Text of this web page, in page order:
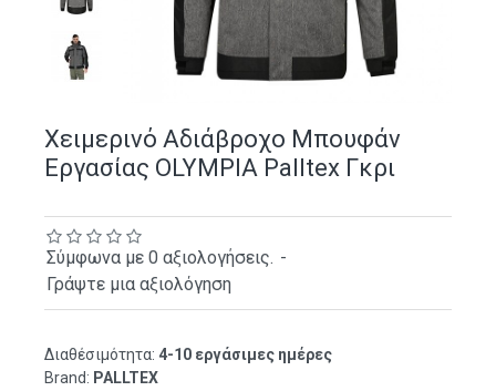
Χειμερινό Αδιάβροχο Μπουφάν
Εργασίας OLYMPIA Palltex Γκρι
Διαθέσιμότητα: 4-10 εργάσιμες ημέρες
Brand: PALLTEX
Σύμφωνα με 0 αξιολογήσεις. -
Γράψτε μια αξιολόγηση